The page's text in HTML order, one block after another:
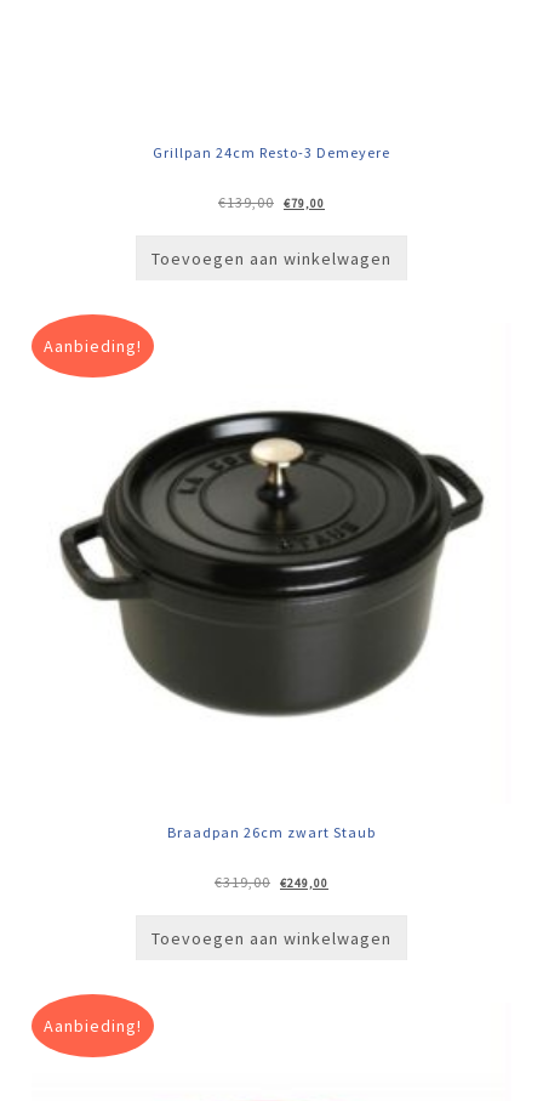
Grillpan 24cm Resto-3 Demeyere
€139,00
Oorspronkelijke
prijs
€79,00
prijs
Toevoegen aan winkelwagen
Aanbieding!
Braadpan 26cm zwart Staub
€319,00
Oorspronkelijke
prijs
€249,00
prijs
Toevoegen aan winkelwagen
Aanbieding!